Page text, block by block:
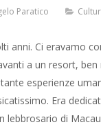
Paratico
anni. Ci eravamo
a un resort,
esperienze
Era
lebbrosario di